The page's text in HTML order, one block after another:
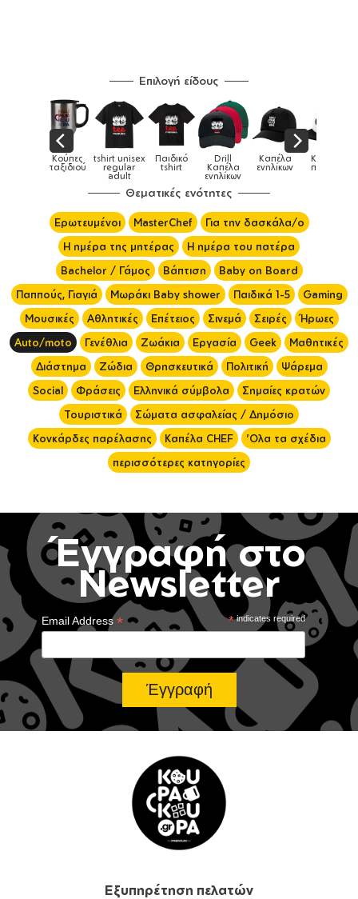
Επιλογή είδους
tshirt unisex
regular
Παιδικό
tshirt
Drill
Καπέλα
Καπέλα
ενηλίκων
Καπέλα
παιδικά Κούπες
Θεματικές ενότητες
Ερωτευμένοι MasterChef
Για την δασκάλα/ο
Η ημέρα της μητέρας
Η ημέρα του πατέρα
Bachelor / Γάμος
Βάπτιση
Baby on Board
Παππούς, Γιαγιά
Μωράκι Baby shower Παιδικά 1-5
Gaming
Μουσικές
Αθλητικές Επέτειος Σινεμά Σειρές
Ήρωες
Auto/moto
Γενέθλια Ζωάκια Εργασία Geek
Μαθητικές
Διάστημα
Ζώδια Θρησκευτικά Πολιτική
Ψάρεμα
Social
Φράσεις Ελληνικά σύμβολα
Σημαίες κρατών
Τουριστικά
Σώματα ασφαλείας / Δημόσιο
Κονκάρδες παρέλασης
Καπέλα CHEF
'Ολα τα σχέδια
περισσότερες κατηγορίες
Έγγραφή στο
Newsletter
*indicates required
Email Address*
Εξυπηρέτηση πελατών